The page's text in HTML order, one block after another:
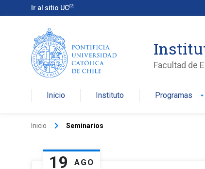
Ir al sitio UC
Facultad de
Inicio Instituto Programas arrow_drop_down
Inicio keyboard_arrow_right Seminarios
19 AGO